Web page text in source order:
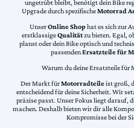
ungetrübt bleibt, benötigt dein Bike
Upgrade durch spezifischeMotorrad
UnserOnline Shophat es sich zur
erstklassigeQualitätzu bieten. Egal,
planst oder dein Bike optisch und
passendenErsatzteile für
Warum du deine Ersatzteile für
Der Markt fürMotorradteileist groß,
entscheidend für deine Sicherheit. Wir
präzise passt. Unser Fokus liegt darauf,
machen. Deshalb bieten wir dir alle
Kompromisse bei der